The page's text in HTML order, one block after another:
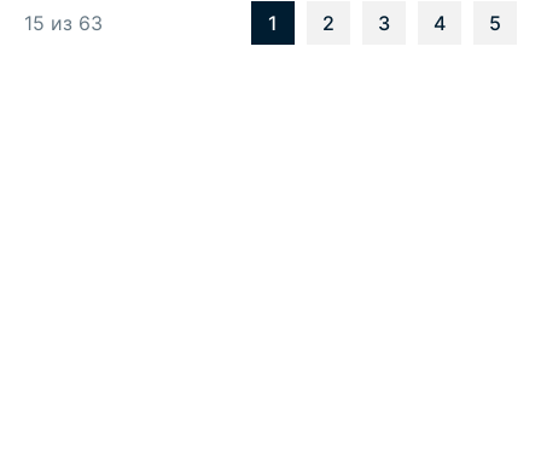
15 из 63 1 2 3 4 5